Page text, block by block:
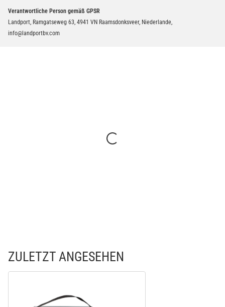
Verantwortliche Person gemäß GPSR
Landport, Ramgatseweg 63, 4941 VN Raamsdonksveer, Niederlande,
info@landportbv.com
ZULETZT ANGESEHEN